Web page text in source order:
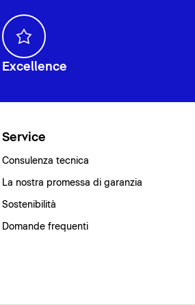
Excellence
Service
Consulenza tecnica
La nostra promessa di garanzia
Sostenibilità
Domande frequenti